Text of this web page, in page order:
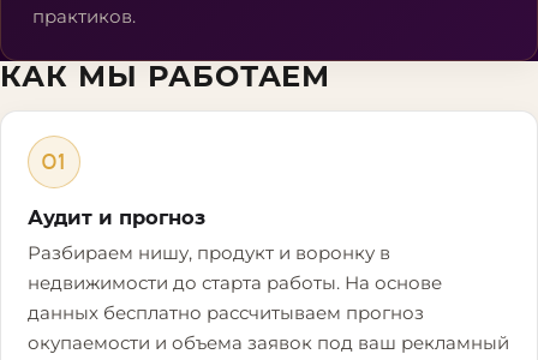
практиков.
КАК МЫ РАБОТАЕМ
01
Аудит и прогноз
Разбираем нишу, продукт и воронку в
недвижимости до старта работы. На основе
данных бесплатно рассчитываем прогноз
окупаемости и объема заявок под ваш рекламный